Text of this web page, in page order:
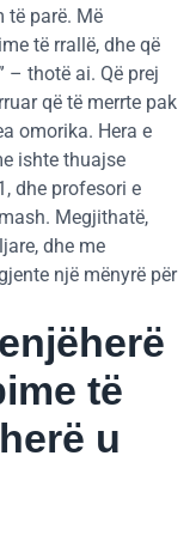
të parë. Më
të rrallë, dhe që
– thotë ai. Që prej
që të merrte pak
omorika. Hera e
ishte thuajse
dhe profesori e
Megjithatë,
dhe me
një mënyrë për
të
u